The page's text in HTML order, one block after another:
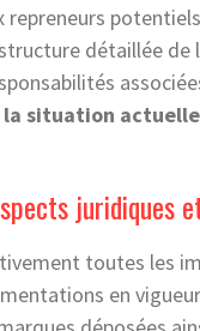
repreneurs
détaillée
la situation actuelle
juridiques
toutes les
en